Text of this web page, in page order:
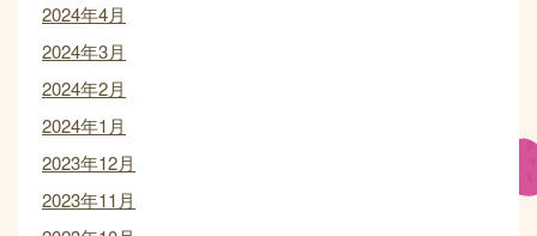
2024年4月
2024年3月
2024年2月
2024年1月
2023年12月
2023年11月